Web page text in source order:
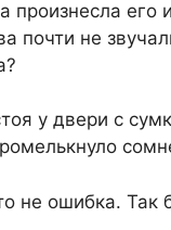
его
почти не
у двери с
не ошибка. Так